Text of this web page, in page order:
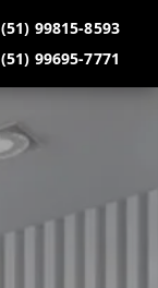
(51) 99815-8593
(51) 99695-7771